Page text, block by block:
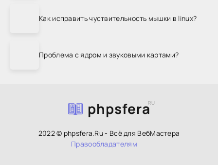
Как исправить чуствительность мышки в linux?
Проблема с ядром и звуковыми картами?
phpsferaRU
2022 © phpsfera.Ru - Всё для ВебМастера
Правообладателям